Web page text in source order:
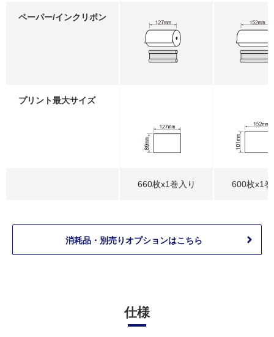
ペーパー/インクリボン
プリント最大サイズ
660枚x1巻入り 600枚x1
消耗品・別売りオプションはこちら
仕様